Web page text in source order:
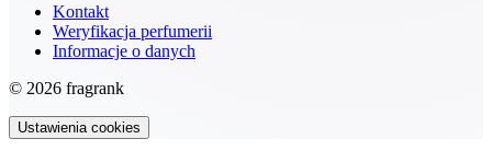
Kontakt
Weryfikacja perfumerii
Informacje o danych
© 2026 fragrank
Ustawienia cookies